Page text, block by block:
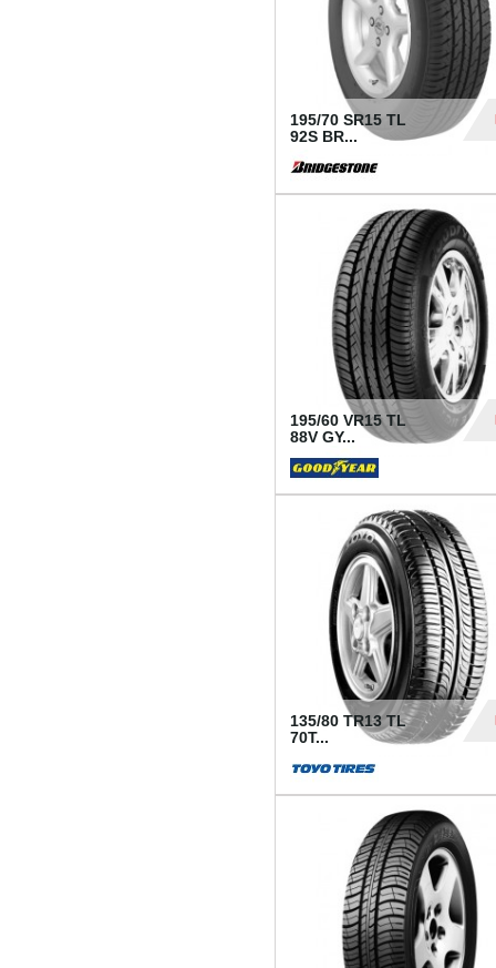
195/70 SR15 TL
92S BR...
195/60 VR15 TL
88V GY...
135/80 TR13 TL
70T...